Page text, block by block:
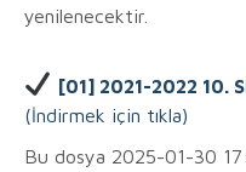
yenilenecektir.
[01] 2021-2022 10.
(İndirmek için tıkla)
Bu dosya 2025-01-30